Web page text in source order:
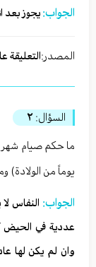
الجواب: يجوز بعد
المصدر:التعليقة
السؤال: ٢
يوماً من الولادة)
الجواب: النفاس
عددية في الحيض
وان لم يكن لها